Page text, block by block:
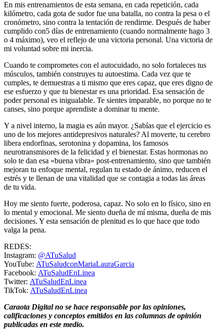
En mis entrenamientos de esta semana, en cada repetición, cada
kilómetro, cada gota de sudor fue una batalla, no contra la pesa o el
cronómetro, sino contra la tentación de rendirme. Después de haber
cumplido con5 días de entrenamiento (cuando normalmente hago 3
o 4 máximo), veo el reflejo de una victoria personal. Una victoria de
mi voluntad sobre mi inercia.
Cuando te comprometes con el autocuidado, no solo fortaleces tus
músculos, también construyes tu autoestima. Cada vez que te
cumples, te demuestras a ti mismo que eres capaz, que eres digno de
ese esfuerzo y que tu bienestar es una prioridad. Esa sensación de
poder personal es inigualable. Te sientes imparable, no porque no te
canses, sino porque aprendiste a dominar tu mente.
Y a nivel interno, la magia es aún mayor. ¿Sabías que el ejercicio es
uno de los mejores antidepresivos naturales? Al moverte, tu cerebro
libera endorfinas, serotonina y dopamina, los famosos
neurotransmisores de la felicidad y el bienestar. Estas hormonas no
solo te dan esa «buena vibra» post-entrenamiento, sino que también
mejoran tu enfoque mental, regulan tu estado de ánimo, reducen el
estrés y te llenan de una vitalidad que se contagia a todas las áreas
de tu vida.
Hoy me siento fuerte, poderosa, capaz. No solo en lo físico, sino en
lo mental y emocional. Me siento dueña de mí misma, dueña de mis
decisiones. Y esta sensación de plenitud es lo que hace que todo
valga la pena.
REDES:
Instagram: @ATuSalud
YouTube: ATuSaludconMariaLauraGarcia
Facebook: ATuSaludEnLinea
Twitter: ATuSaludEnLinea
TikTok: ATuSaludEnLinea
Caraota Digital no se hace responsable por las opiniones,
calificaciones y conceptos emitidos en las columnas de opinión
publicadas en este medio.